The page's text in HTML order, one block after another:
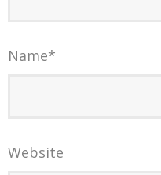
Name*
Website